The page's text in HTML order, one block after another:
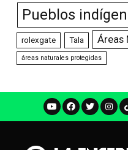
Pueblos
rolexgate Tala Áreas
áreas naturales protegidas